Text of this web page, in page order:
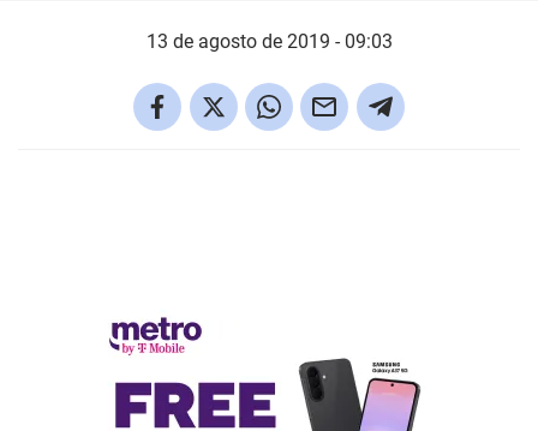
13 de agosto de 2019 - 09:03